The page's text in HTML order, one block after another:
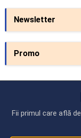
Newsletter
Promo
Fii primul care află